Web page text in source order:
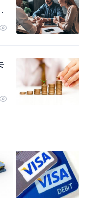
效期mmyy是什么
看到信用卡的有效
用卡卡号的下方，
，就代表着信用
信用卡的有效期因
持卡人可以拨打银